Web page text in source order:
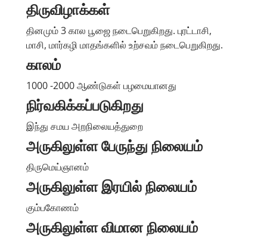
திருவிழாக்கள்
தினமும் 3 கால பூஜை நடைபெறுகிறது. புரட்டாசி,
மாசி, மார்கழி மாதங்களில் உற்சவம் நடைபெறுகிறது.
காலம்
1000 -2000 ஆண்டுகள் பழமையானது
நிர்வகிக்கப்படுகிறது
இந்து சமய அறநிலையத்துறை
அருகிலுள்ள பேருந்து நிலையம்
திருமெய்ஞானம்
அருகிலுள்ள இரயில் நிலையம்
கும்பகோணம்
அருகிலுள்ள விமான நிலையம்